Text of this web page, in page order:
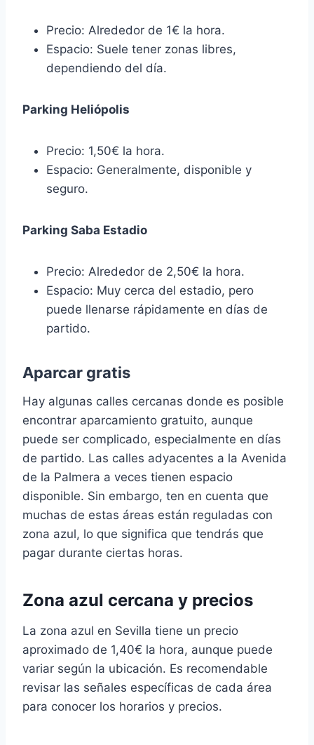
Precio: Alrededor de 1€ la hora.
Espacio: Suele tener zonas libres,
dependiendo del día.
Parking Heliópolis
Precio: 1,50€ la hora.
Espacio: Generalmente, disponible y
seguro.
Parking Saba Estadio
Precio: Alrededor de 2,50€ la hora.
Espacio: Muy cerca del estadio, pero
puede llenarse rápidamente en días de
partido.
Aparcar gratis
Hay algunas calles cercanas donde es posible
encontrar aparcamiento gratuito, aunque
puede ser complicado, especialmente en días
de partido. Las calles adyacentes a la Avenida
de la Palmera a veces tienen espacio
disponible. Sin embargo, ten en cuenta que
muchas de estas áreas están reguladas con
zona azul, lo que significa que tendrás que
pagar durante ciertas horas.
Zona azul cercana y precios
La zona azul en Sevilla tiene un precio
aproximado de 1,40€ la hora, aunque puede
variar según la ubicación. Es recomendable
revisar las señales específicas de cada área
para conocer los horarios y precios.